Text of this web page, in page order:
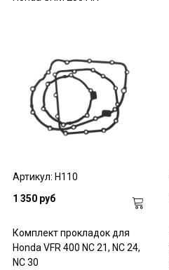
Артикул: H110
1 350 руб
Комплект прокладок для
Honda VFR 400 NC 21, NC 24,
NC 30